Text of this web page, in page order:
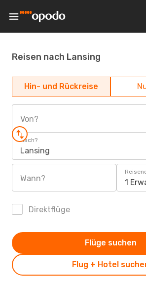
Reisen nach Lansing
Hin- und Rückreise
Von?
Nach?
Lansing
Wann? 1
Direktflüge
Flug + Hotel
Flüge suchen